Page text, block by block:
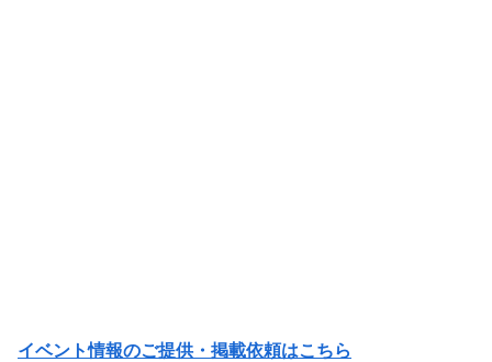
イベント情報のご提供・掲載依頼はこちら